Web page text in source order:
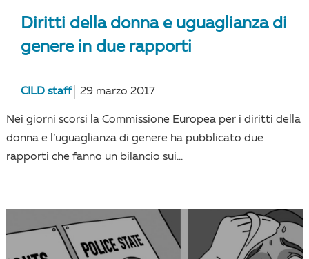
Diritti della donna e uguaglianza di
genere in due rapporti
CILD staff 29 marzo 2017
Nei giorni scorsi la Commissione Europea per i diritti della
donna e l’uguaglianza di genere ha pubblicato due
rapporti che fanno un bilancio sui...